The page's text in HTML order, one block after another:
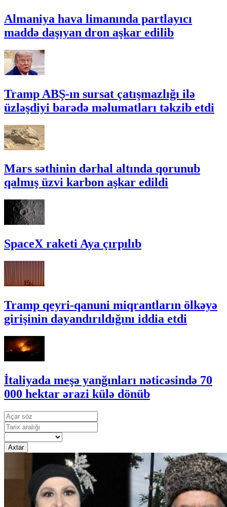
Almaniya hava limanında partlayıcı
maddə daşıyan dron aşkar edilib
Tramp ABŞ-ın sursat çatışmazlığı ilə
üzləşdiyi barədə məlumatları təkzib etdi
Mars səthinin dərhal altında qorunub
qalmış üzvi karbon aşkar edildi
SpaceX raketi Aya çırpılıb
Tramp qeyri-qanuni miqrantların ölkəyə
girişinin dayandırıldığını iddia etdi
İtaliyada meşə yanğınları nəticəsində 70
000 hektar ərazi külə dönüb
Axtar